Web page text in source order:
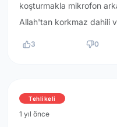
koşturmakla mikrofon
Allah'tan korkmaz dahili
3 0
Tehlikeli
1 yıl önce